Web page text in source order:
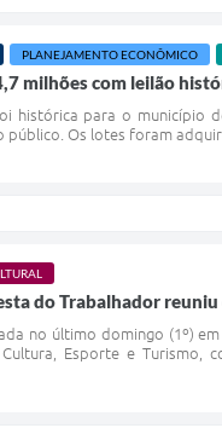
PLANEJAMENTO ECONÔMICO
milhões com leilão
histórica para o município
Os lotes foram
do Trabalhador
no último domingo (1º)
Esporte e